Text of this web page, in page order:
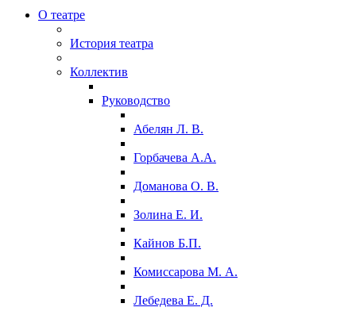
О театре
История театра
Коллектив
Руководство
Абелян Л. В.
Горбачева А.А.
Доманова О. В.
Золина Е. И.
Кайнов Б.П.
Комиссарова М. А.
Лебедева Е. Д.